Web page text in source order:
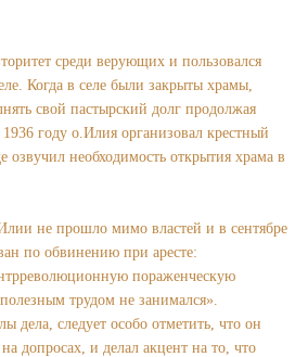
среди верующих и пользовался
Когда в селе были закрыты храмы,
свой пастырский долг продолжая
году о.Илия организовал крестный
озвучил необходимость открытия храма в
не прошло мимо властей и в сентябре
по обвинению при аресте:
пораженческую
трудом не занимался».
дела, следует особо отметить, что он
допросах, и делал акцент на то, что